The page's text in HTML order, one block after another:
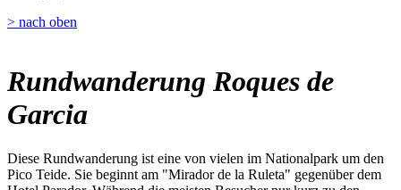
> nach oben
Rundwanderung Roques de
Garcia
Diese Rundwanderung ist eine von vielen im Nationalpark um den
Pico Teide. Sie beginnt am "Mirador de la Ruleta" gegenüber dem